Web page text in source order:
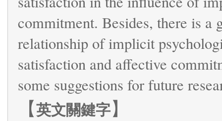
commitment. Besides, there is a
relationship of implicit
satisfaction and affective
some suggestions for future
【英文關鍵字】